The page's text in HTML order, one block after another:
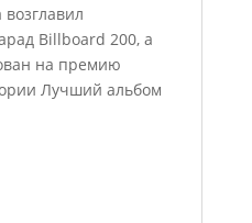
Billboard 200, а
на премию
Лучший альбом